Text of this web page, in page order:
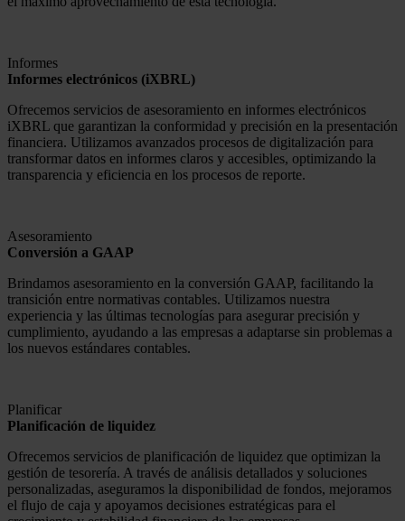
Informes
Informes electrónicos (iXBRL)
Ofrecemos servicios de asesoramiento en informes electrónicos
iXBRL que garantizan la conformidad y precisión en la presentación
financiera. Utilizamos avanzados procesos de digitalización para
transformar datos en informes claros y accesibles, optimizando la
transparencia y eficiencia en los procesos de reporte.
Asesoramiento
Conversión a GAAP
Brindamos asesoramiento en la conversión GAAP, facilitando la
transición entre normativas contables. Utilizamos nuestra
experiencia y las últimas tecnologías para asegurar precisión y
cumplimiento, ayudando a las empresas a adaptarse sin problemas a
los nuevos estándares contables.
Planificar
Planificación de liquidez
Ofrecemos servicios de planificación de liquidez que optimizan la
gestión de tesorería. A través de análisis detallados y soluciones
personalizadas, aseguramos la disponibilidad de fondos, mejoramos
el flujo de caja y apoyamos decisiones estratégicas para el